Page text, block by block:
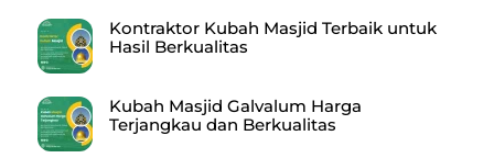
Kontraktor Kubah Masjid Terbaik untuk
Hasil Berkualitas
Kubah Masjid Galvalum Harga
Terjangkau dan Berkualitas